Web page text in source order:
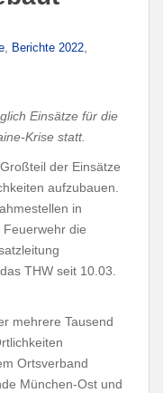
Berichte 2022
Einsätze für die
Krise statt.
der Einsätze
aufzubauen.
in
die
THW seit 10.03.
mehrere Tausend
Ortsverband
München-Ost und